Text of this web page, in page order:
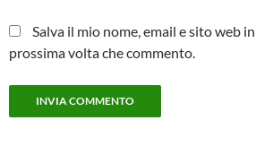
Salva il mio nome, email e sito web
prossima volta che commento.